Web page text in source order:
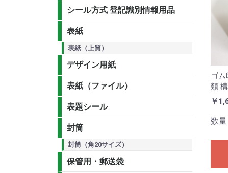
シール方式 登記識別情報用品
表紙
表紙（上質）
デザイン用紙
表紙（ファイル）
表題シール
封筒
封筒（角20サイズ）
保管用・郵送袋
ゴ
類
￥
数量